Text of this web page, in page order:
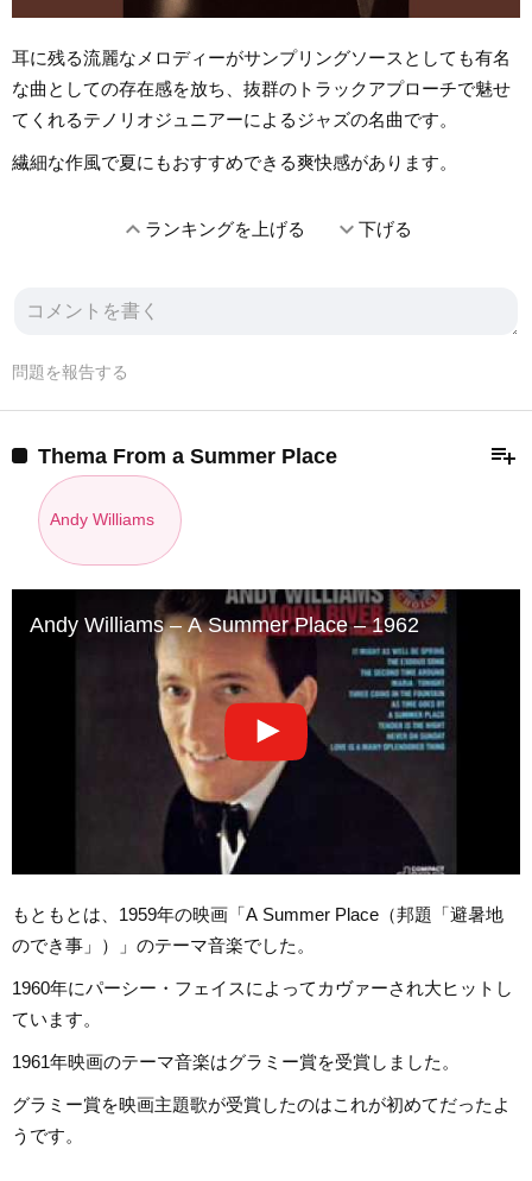
耳に残る流麗なメロディーがサンプリングソースとしても有名
な曲としての存在感を放ち、抜群のトラックアプローチで魅せ
てくれるテノリオジュニアーによるジャズの名曲です。
繊細な作風で夏にもおすすめできる爽快感があります。
expand_lessランキングを上げる expand_more下げる
問題を報告する
playlist_add
Thema From a Summer Place
Andy Williams
Andy Williams – A Summer Place – 1962
もともとは、1959年の映画「A Summer Place（邦題「避暑地
のでき事」）」のテーマ音楽でした。
1960年にパーシー・フェイスによってカヴァーされ大ヒットし
ています。
1961年映画のテーマ音楽はグラミー賞を受賞しました。
グラミー賞を映画主題歌が受賞したのはこれが初めてだったよ
うです。